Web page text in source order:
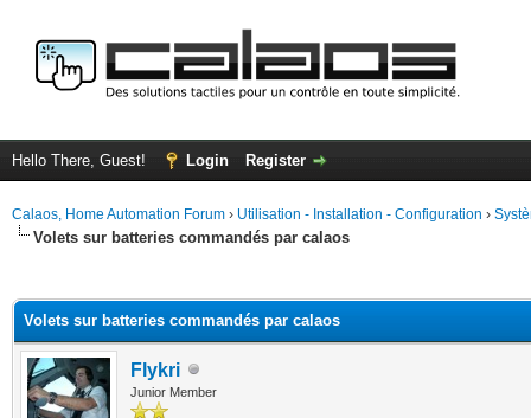
Hello There, Guest! Login Register
Calaos, Home Automation Forum › Utilisation - Installation - Configuration ›
Volets sur batteries commandés par calaos
Volets sur batteries commandés par calaos
Flykri
Junior Member